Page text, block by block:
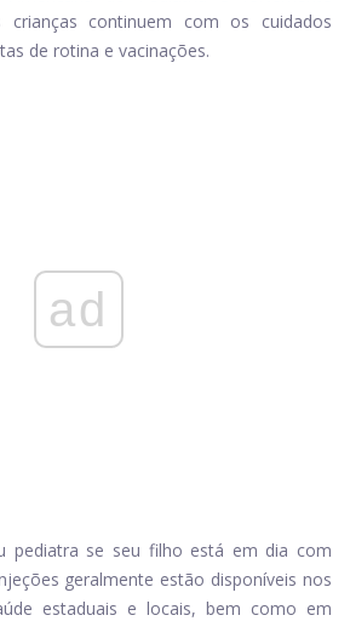
crianças continuem com os cuidados
de rotina e vacinações.
ad
pediatra se seu filho está em dia com
geralmente estão disponíveis nos
estaduais e locais, bem como em